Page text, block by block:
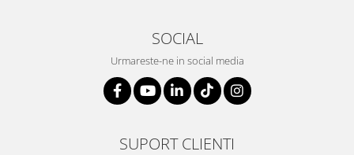
SOCIAL
Urmareste-ne in social media
SUPORT CLIENTI